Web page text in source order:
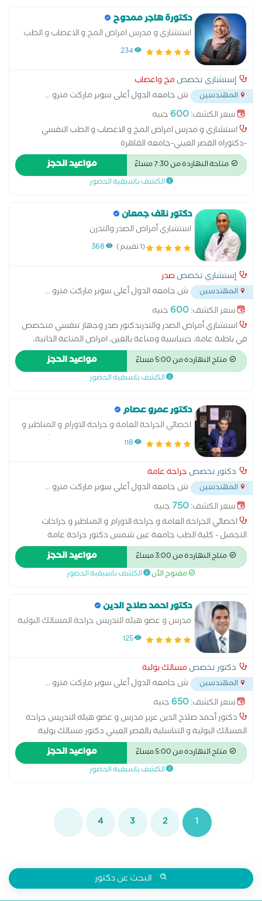
بالشلل الدماغي علاج التشنجات العصبية عند الأطفال علاج حالات
الحركات اللارادية علاج حالات الشلل الدماغي علاج حالات تأخر المشي
علاج حالات ضمور العضلات و التهابات الاعصاب لدى الاطفال علاج
حالات فرط الحركة علاج لين العظام عند الأطفال
دكتورة هاجر ممدوح
استشاري و مدرس امراض المخ و الاعصاب و الطب
النفسي -دكتوراه القصر العيني-جامعه القاهرة
234
إستشاري تخصص مخ واعصاب
المهندسين ش جامعه الدول أعلى سوبر ماركت مترو...
سعر الكشف:600 جنيه
استشاري و مدرس امراض المخ و الاعصاب و الطب النفسي
-دكتوراه القصر العيني-جامعه القاهرة
متاحة النهاردة من 7:30 مساءً مواعيد الحجز
الكشف باسبقية الحضور
دكتور نائف جمعان
استشاري أمراض الصدر والتدرن
(1 تقييم) 368
إستشاري تخصصصدر
المهندسين ش جامعه الدول أعلى سوبر ماركت مترو...
سعر الكشف:600 جنيه
استشاري أمراض الصدر والتدرندكتور صدر وجهاز تنفسي متخصص
في باطنة عامة، حساسية ومناعة بالغين، امراض المناعة الذاتية،
حساسية ومناعة اطفال، حساسية الجهاز التنفسي، صدر وجهاز
تنفسي بالغين و صدر وجهاز تنفسي اطفال
متاح النهاردة من 5:00 مساءً مواعيد الحجز
الكشف باسبقية الحضور
دكتور عمرو عصام
اخصائي الجراحة العامة و جراحة الاورام و المناظير و
جراحات التجميل - كلية الطب جامعة عين شمس
118
دكتور تخصص جراحة عامة
المهندسين ش جامعه الدول أعلى سوبر ماركت مترو...
سعر الكشف:750 جنيه
اخصائي الجراحة العامة و جراحة الاورام و المناظير و جراحات
التجميل - كلية الطب جامعة عين شمس دكتور جراحة عامة
متخصص في جراحة صدر بالغين، جراحة عامة اطفال، جراحة سمنة
وتخسيس، جراحة بطن، جراحة غدد صماء، جراحة جهاز هضمي
ومناظير بالغين، جراحة اصابات وحوادث، جراحة اورام نسائية، جراحة
بولية بالغين، جراحة عامة بالغين، جراحة جهاز هضمي ومناظير اطفال
و جراحة تشوهات اطفال وعيوب خلقية
متاح النهاردة من 3:00 مساءً مواعيد الحجز
مفتوح الآن الكشف باسبقية الحضور
دكتور احمد صلاح الدين
مدرس و عضو هيئه التدريس جراحة المسالك البولية
و التناسلية بالقصر العيني
125
دكتور تخصص مسالك بولية
المهندسين ش جامعه الدول أعلى سوبر ماركت مترو...
سعر الكشف:650 جنيه
دكتور أحمد صلاح الدين عزيز مدرس و عضو هيئه التدريس جراحة
المسالك البولية و التناسلية بالقصر العيني دكتور مسالك بولية
متخصص في امراض ذكورة، مسالك بولية بالغين و جراحة مسالك
بولية بالغين استئصال البروستاتا عبر الإحليل استئصال البروستاتا عن
طريق فتح البطن استئصال الكلية الغسيل البريتوني تفتيت الحصوات
متاح النهاردة من 5:00 مساءً مواعيد الحجز
الكشف باسبقية الحضور
1
2
3
4
البحث عن دكتور